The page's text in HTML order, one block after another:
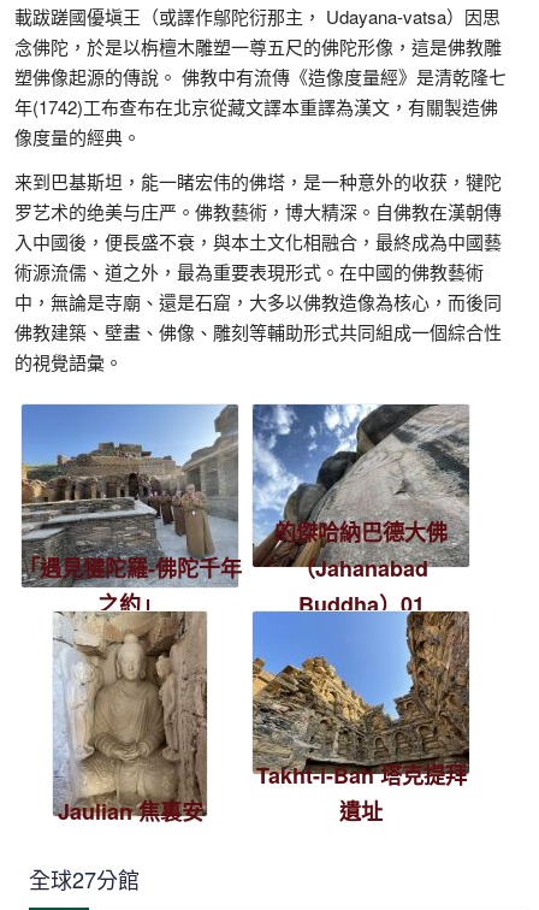
載跋蹉國優塡王（或譯作鄔陀衍那主， Udayana-vatsa）因思
念佛陀，於是以栴檀木雕塑一尊五尺的佛陀形像，這是佛教雕
塑佛像起源的傳說。 佛教中有流傳《造像度量經》是清乾隆七
年(1742)工布查布在北京從藏文譯本重譯為漢文，有關製造佛
像度量的經典。
来到巴基斯坦，能一睹宏伟的佛塔，是一种意外的收获，犍陀
罗艺术的绝美与庄严。佛教藝術，博大精深。自佛教在漢朝傳
入中國後，便長盛不衰，與本土文化相融合，最終成為中國藝
術源流儒、道之外，最為重要表現形式。在中國的佛教藝術
中，無論是寺廟、還是石窟，大多以佛教造像為核心，而後同
佛教建築、壁畫、佛像、雕刻等輔助形式共同組成一個綜合性
的視覺語彙。
「遇見犍陀羅-佛陀千年
之約」
的傑哈納巴德大佛
（Jahanabad
Buddha）01
Jaulian 焦裏安
Takht-i-Bah 塔克提拜
遺址
全球27分館